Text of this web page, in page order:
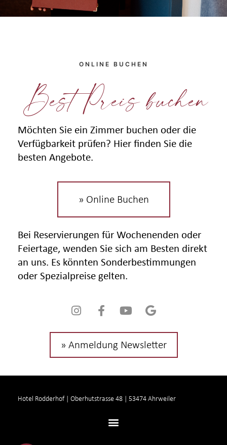
ONLINE BUCHEN
Best Preis buchen
Möchten Sie ein Zimmer buchen oder die
Verfügbarkeit prüfen? Hier finden Sie die
besten Angebote.
» Online Buchen
Bei Reservierungen für Wochenenden oder
Feiertage, wenden Sie sich am Besten direkt
an uns. Es könnten Sonderbestimmungen
oder Spezialpreise gelten.
» Anmeldung Newsletter
Hotel Rodderhof | Oberhutstrasse 48 | 53474 Ahrweiler